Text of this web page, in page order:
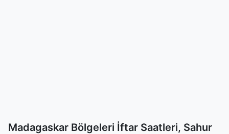
Madagaskar Bölgeleri İftar Saatleri, Sahur